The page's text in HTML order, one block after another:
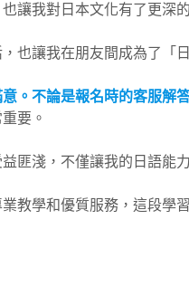
讓我對日本文化有了更深
也讓我在朋友間成為了「
。不論是報名時的客服解
要。
匪淺，不僅讓我的日語能
教學和優質服務，這段